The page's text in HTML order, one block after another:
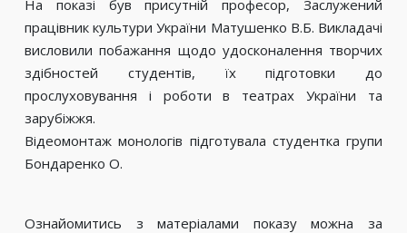
На показі був присутній професор, Заслужений
працівник культури України Матушенко В.Б. Викладачі
висловили побажання щодо удосконалення творчих
здібностей студентів, їх підготовки до
прослуховування і роботи в театрах України та
зарубіжжя.
Відеомонтаж монологів підготувала студентка групи
Бондаренко О.
Ознайомитись з матеріалами показу можна за